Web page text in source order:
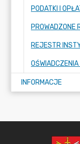
PODATKI I
REJESTR
INFORMACJE